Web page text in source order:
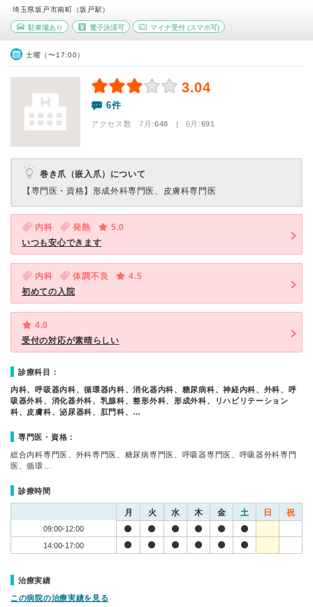
埼玉県坂戸市南町（坂戸駅）
駐車場あり 電子決済可 マイナ受付 (スマホ可)
土曜（〜17:00）
3.04
6件
アクセス数 7月:648 | 6月:691
巻き爪（嵌入爪）について
【専門医・資格】 形成外科専門医、皮膚科専門医
内科 発熱
5.0
いつも安心できます
内科 体調不良
4.5
初めての入院
4.0
受付の対応が素晴らしい
診療科目：
内科、呼吸器内科、循環器内科、消化器内科、糖尿病科、神経内科、外科、呼
吸器外科、消化器外科、乳腺科、整形外科、形成外科、リハビリテーション
科、皮膚科、泌尿器科、肛門科、…
専門医・資格：
総合内科専門医、外科専門医、糖尿病専門医、呼吸器専門医、呼吸器外科専門
医、循環…
診療時間
月 火 水 木 金 土 日 祝
09:00-12:00
14:00-17:00
治療実績
この病院の治療実績を見る